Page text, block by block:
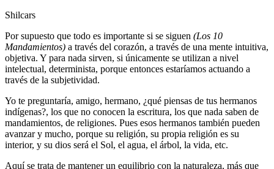
Shilcars
Por supuesto que todo es importante si se siguen (Los 10
Mandamientos) a través del corazón, a través de una mente intuitiva,
objetiva. Y para nada sirven, si únicamente se utilizan a nivel
intelectual, determinista, porque entonces estaríamos actuando a
través de la subjetividad.
Yo te preguntaría, amigo, hermano, ¿qué piensas de tus hermanos
indígenas?, los que no conocen la escritura, los que nada saben de
mandamientos, de religiones. Pues esos hermanos también pueden
avanzar y mucho, porque su religión, su propia religión es su
interior, y su dios será el Sol, el agua, el árbol, la vida, etc.
Aquí se trata de mantener un equilibrio con la naturaleza, más que